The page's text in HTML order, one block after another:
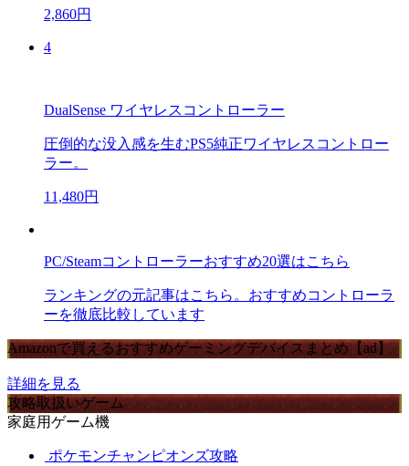
2,860円
4
DualSense ワイヤレスコントローラー
圧倒的な没入感を生むPS5純正ワイヤレスコントロー
ラー。
11,480円
PC/Steamコントローラーおすすめ20選はこちら
ランキングの元記事はこちら。おすすめコントローラ
ーを徹底比較しています
Amazonで買えるおすすめゲーミングデバイスまとめ【ad】
詳細を見る
攻略取扱いゲーム
家庭用ゲーム機
ポケモンチャンピオンズ攻略